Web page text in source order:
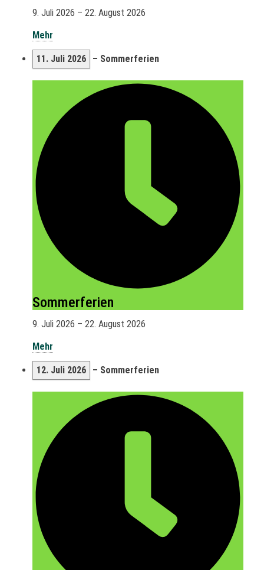
9. Juli 2026 – 22. August 2026
Mehr
11. Juli 2026 – Sommerferien
Sommerferien
9. Juli 2026 – 22. August 2026
Mehr
12. Juli 2026 – Sommerferien